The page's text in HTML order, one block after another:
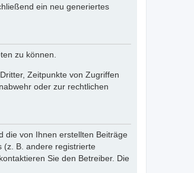
ein neu generiertes
zu können.
Zeitpunkte von Zugriffen
oder zur rechtlichen
die von Ihnen erstellten Beiträge
(z. B. andere registrierte
Sie den Betreiber. Die